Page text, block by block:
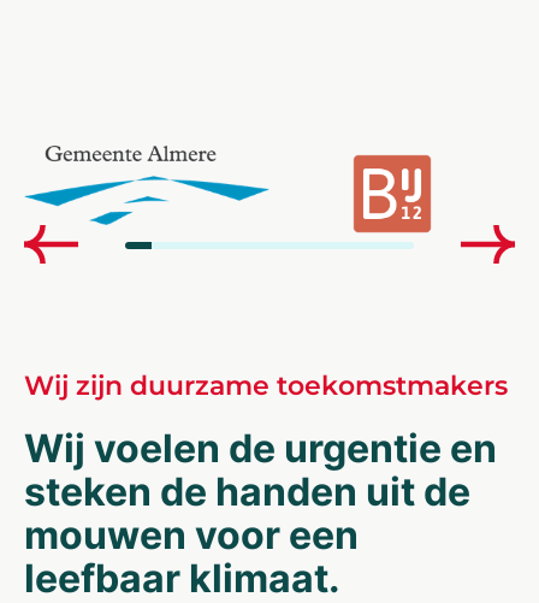
Wij zijn duurzame toekomstmakers
Wij voelen de urgentie en
steken de handen uit de
mouwen voor een
leefbaar klimaat.